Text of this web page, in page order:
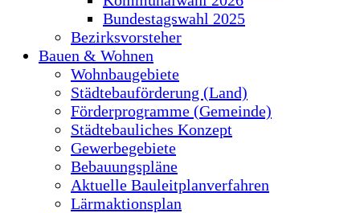
Bundestagswahl 2025
Bezirksvorsteher
Bauen & Wohnen
Wohnbaugebiete
Städtebauförderung (Land)
Förderprogramme (Gemeinde)
Städtebauliches Konzept
Gewerbegebiete
Bebauungspläne
Aktuelle Bauleitplanverfahren
Lärmaktionsplan